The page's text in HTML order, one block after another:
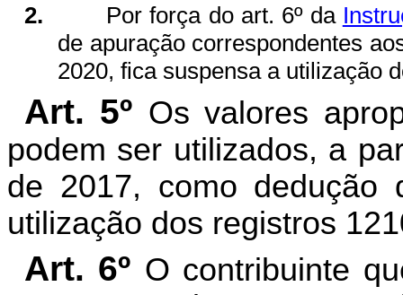
2.
Por força do art. 6º da
de apuração correspondentes
2020, fica suspensa a utilização
Art. 5º Os valores
podem ser utilizados, a
de 2017, como
utilização dos registros
Art. 6º O contribuinte